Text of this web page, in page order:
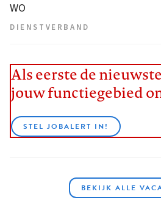
WO
DIENSTVERBAND
Als eerste de
jouw functiegebied
STEL JOBALERT IN!
BEKIJK ALLE